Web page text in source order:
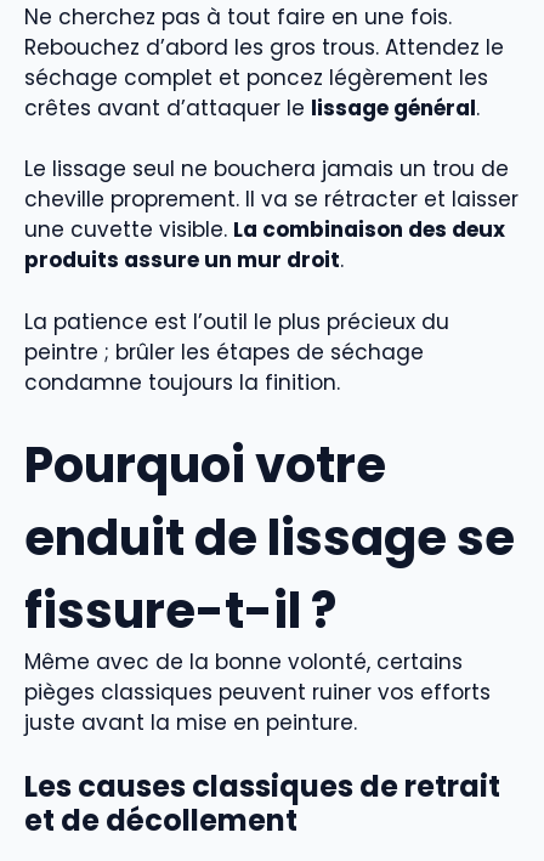
Ne cherchez pas à tout faire en une fois.
Rebouchez d’abord les gros trous. Attendez le
séchage complet et poncez légèrement les
crêtes avant d’attaquer le lissage général.
Le lissage seul ne bouchera jamais un trou de
cheville proprement. Il va se rétracter et laisser
une cuvette visible. La combinaison des deux
produits assure un mur droit.
La patience est l’outil le plus précieux du
peintre ; brûler les étapes de séchage
condamne toujours la finition.
Pourquoi votre
enduit de lissage se
fissure-t-il ?
Même avec de la bonne volonté, certains
pièges classiques peuvent ruiner vos efforts
juste avant la mise en peinture.
Les causes classiques de retrait
et de décollement